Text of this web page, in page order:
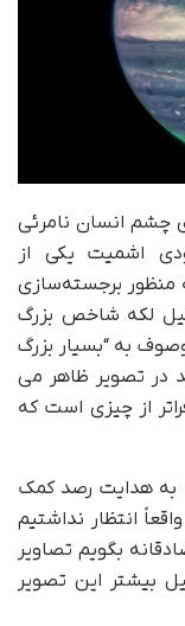
چشم انسان نامرئی
اشمیت یکی از
منظور برجسته‌سازی
لکه شاخص بزرگ
به “بسیار بزرگ
در تصویر ظاهر می
از چیزی است که
به هدایت رصد کمک
انتظار نداشتیم
بگویم تصاویر
بیشتر این تصویر